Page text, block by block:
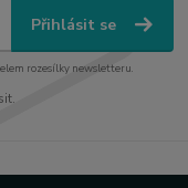
Přihlásit se
rozesílky newsletteru.